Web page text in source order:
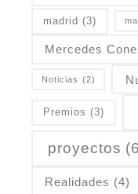
madrid (3)
Mercedes
Noticias (2)
Premios (3)
proyectos
Realidades (4)